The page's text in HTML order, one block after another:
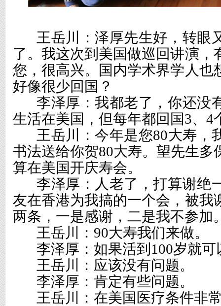
王岳川：泽厚先生好，转眼
了。我这次到美国做巡回讲演，
您，很高兴。国内学术界学人也
好像很少回国？
李泽厚：我都老了，你还没
生活在美国，但每年都回国3、 4
王岳川：今年是您80大寿，
书法送给你贺80大寿。望先生多
算在美国开庆寿会。
李泽厚：人老了，打算谢绝
友在香港为我搞的一个会，被我
两条，一是感谢，二是我不参加
王岳川： 90大寿我们来做。
李泽厚：如果活到 100岁就可
王岳川：应该没有问题。
李泽厚：肯定有些问题。
王岳川：在美国医疗条件非